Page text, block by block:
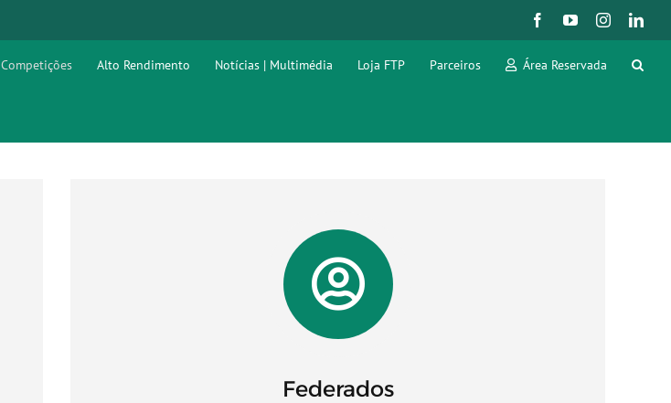
FacebookYouTubeInstagram
Competições Alto Rendimento Notícias | Multimédia Loja FTP Parceiros Área Reservada
Federados